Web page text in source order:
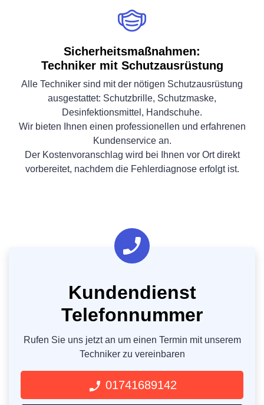
Sicherheitsmaßnahmen:
Techniker mit Schutzausrüstung
Alle Techniker sind mit der nötigen Schutzausrüstung
ausgestattet: Schutzbrille, Schutzmaske,
Desinfektionsmittel, Handschuhe.
Wir bieten Ihnen einen professionellen und erfahrenen
Kundenservice an.
Der Kostenvoranschlag wird bei Ihnen vor Ort direkt
vorbereitet, nachdem die Fehlerdiagnose erfolgt ist.
Kundendienst
Telefonnummer
Rufen Sie uns jetzt an um einen Termin mit unserem
Techniker zu vereinbaren
01741689142